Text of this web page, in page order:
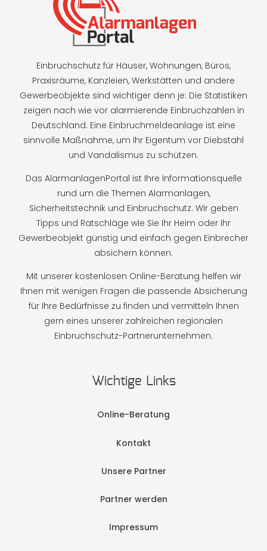
Einbruchschutz für Häuser, Wohnungen, Büros,
Praxisräume, Kanzleien, Werkstätten und andere
Gewerbeobjekte sind wichtiger denn je: Die Statistiken
zeigen nach wie vor alarmierende Einbruchzahlen in
Deutschland. Eine Einbruchmeldeanlage ist eine
sinnvolle Maßnahme, um Ihr Eigentum vor Diebstahl
und Vandalismus zu schützen.
Das AlarmanlagenPortal ist Ihre Informationsquelle
rund um die Themen Alarmanlagen,
Sicherheitstechnik und Einbruchschutz. Wir geben
Tipps und Ratschläge wie Sie Ihr Heim oder Ihr
Gewerbeobjekt günstig und einfach gegen Einbrecher
absichern können.
Mit unserer kostenlosen Online-Beratung helfen wir
Ihnen mit wenigen Fragen die passende Absicherung
für Ihre Bedürfnisse zu finden und vermitteln Ihnen
gern eines unserer zahlreichen regionalen
Einbruchschutz-Partnerunternehmen.
Wichtige Links
Online-Beratung
Kontakt
Unsere Partner
Partner werden
Impressum